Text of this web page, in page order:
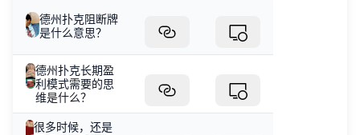
德州扑克阻断牌
是什么意思？
德州扑克长期盈
利模式需要的思
维是什么？
很多时候，还是